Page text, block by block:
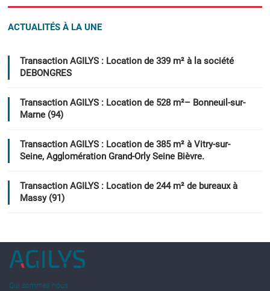
ACTUALITÉS À LA UNE
Transaction AGILYS : Location de 339 m² à la société
DEBONGRES
Transaction AGILYS : Location de 528 m²– Bonneuil-sur-
Marne (94)
Transaction AGILYS : Location de 385 m² à Vitry-sur-
Seine, Agglomération Grand-Orly Seine Bièvre.
Transaction AGILYS : Location de 244 m² de bureaux à
Massy (91)
Qui sommes nous